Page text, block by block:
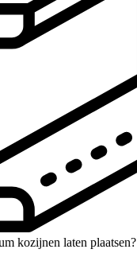
kozijnen laten plaatsen?